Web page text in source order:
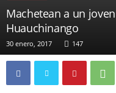
Machetean a un
Huauchinango
30 enero, 2017 147